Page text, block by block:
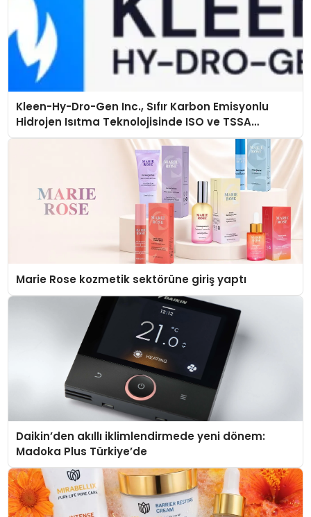
Kleen-Hy-Dro-Gen Inc., Sıfır Karbon Emisyonlu
Hidrojen Isıtma Teknolojisinde ISO ve TSSA
Düzenleyici Onaylarını Aldı
Marie Rose kozmetik sektörüne giriş yaptı
Daikin’den akıllı iklimlendirmede yeni dönem:
Madoka Plus Türkiye’de